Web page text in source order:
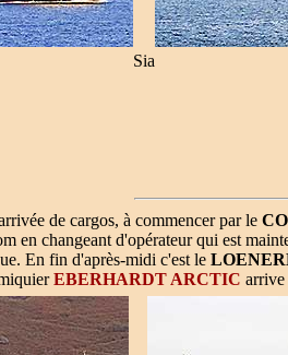
Sia
de cargos, à commencer par le
en changeant d'opérateur qui est
En fin d'après-midi c'est le
EBERHARDT ARCTIC arrive